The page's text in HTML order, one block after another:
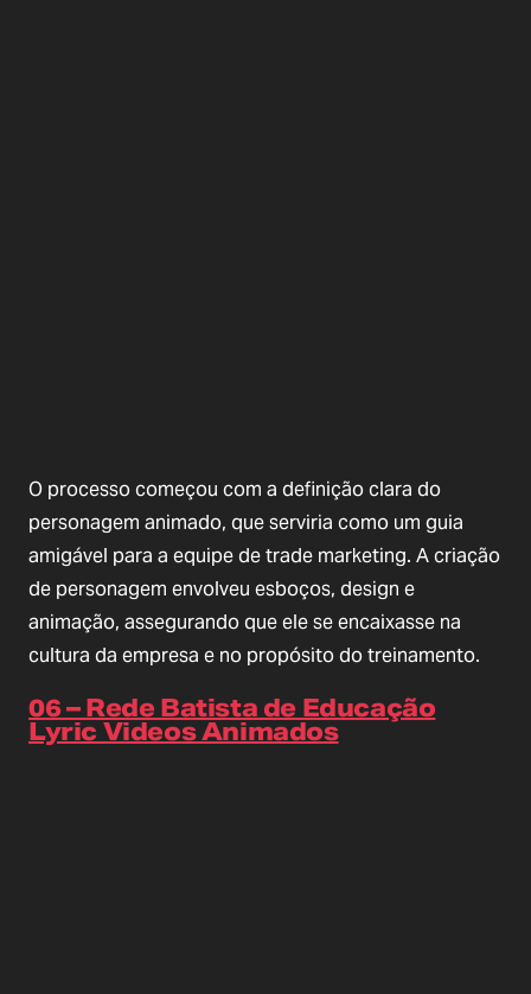
O processo começou com a definição clara do
personagem animado, que serviria como um guia
amigável para a equipe de trade marketing. A criação
de personagem envolveu esboços, design e
animação, assegurando que ele se encaixasse na
cultura da empresa e no propósito do treinamento.
06 – Rede Batista de Educação
Lyric Videos Animados